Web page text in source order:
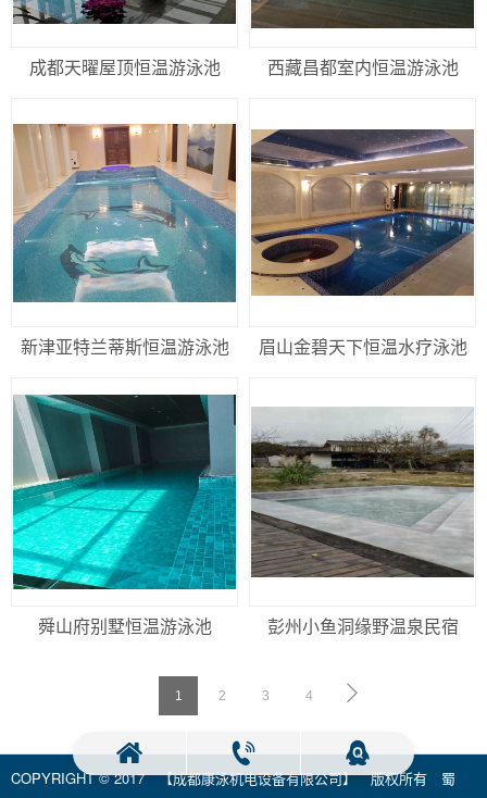
成都天曜屋顶恒温游泳池 西藏昌都室内恒温游泳池
新津亚特兰蒂斯恒温游泳池 眉山金碧天下恒温水疗泳池
舜山府别墅恒温游泳池 彭州小鱼洞缘野温泉民宿
1 2 3 4
COPYRIGHT © 2017 【成都康泳机电设备有限公司】 版权所有 蜀